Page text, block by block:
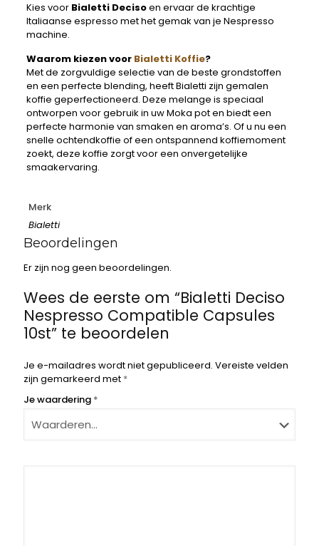
Kies voor Bialetti Decisoen ervaar de krachtige
Italiaanse espresso met het gemak van je Nespresso
machine.
Waarom kiezen voor Bialetti Koffie?
Met de zorgvuldige selectie van de beste grondstoffen
en een perfecte blending, heeft Bialetti zijn gemalen
koffie geperfectioneerd. Deze melange is speciaal
ontworpen voor gebruik in uw Moka pot en biedt een
perfecte harmonie van smaken en aroma’s. Of u nu een
snelle ochtendkoffie of een ontspannend koffiemoment
zoekt, deze koffie zorgt voor een onvergetelijke
smaakervaring.
Merk
Bialetti
Beoordelingen
Er zijn nog geen beoordelingen.
Wees de eerste om “Bialetti Deciso
Nespresso Compatible Capsules
10st” te beoordelen
Je e-mailadres wordt niet gepubliceerd. Vereiste velden
zijn gemarkeerd met *
Je waardering *